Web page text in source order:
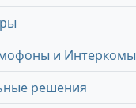
и Интеркомы
решения